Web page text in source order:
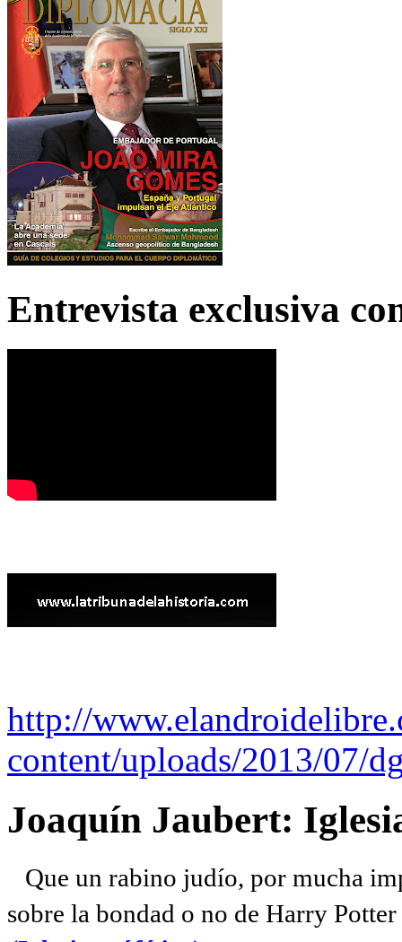
Entrevista exclusiva
http://
content/uploads/2013/07/
Joaquín Jaubert:
Que un rabino judío, por mucha
sobre la bondad o no de Harry